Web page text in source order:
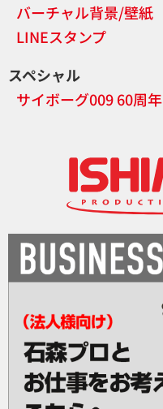
バーチャル背景/壁紙
LINEスタンプ
スペシャル
サイボーグ009 60周年